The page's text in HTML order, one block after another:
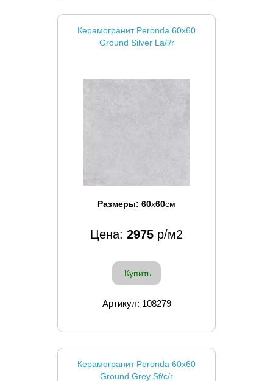
Керамогранит Peronda 60x60
Ground Silver La/l/r
Размеры: 60x60см
Цена: 2975 р/м2
Купить
Артикул: 108279
Керамогранит Peronda 60x60
Ground Grey Sf/c/r